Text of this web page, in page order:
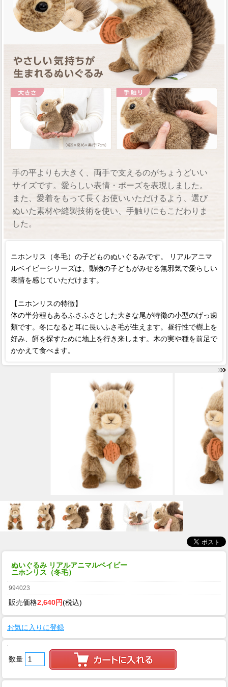
手の平よりも大きく、両手で支えるのがちょうどいい
サイズです。愛らしい表情・ポーズを表現しました。
また、愛着をもって長くお使いいただけるよう、選び
ぬいた素材や縫製技術を使い、手触りにもこだわりま
した。
ニホンリス（冬毛）の子どものぬいぐるみです。 リアルアニマ
ルベイビーシリーズは、動物の子どもがみせる無邪気で愛らしい
表情を感じていただけます。
【ニホンリスの特徴】
体の半分程もあるふさふさとした大きな尾が特徴の小型のげっ歯
類です。冬になると耳に長いふさ毛が生えます。昼行性で樹上を
好み、餌を探すために地上を行き来します。木の実や種を前足で
かかえて食べます。
ぬいぐるみ リアルアニマルベイビー
ニホンリス（冬毛）
994023
販売価格2,640円(税込)
お気に入りに登録
数量